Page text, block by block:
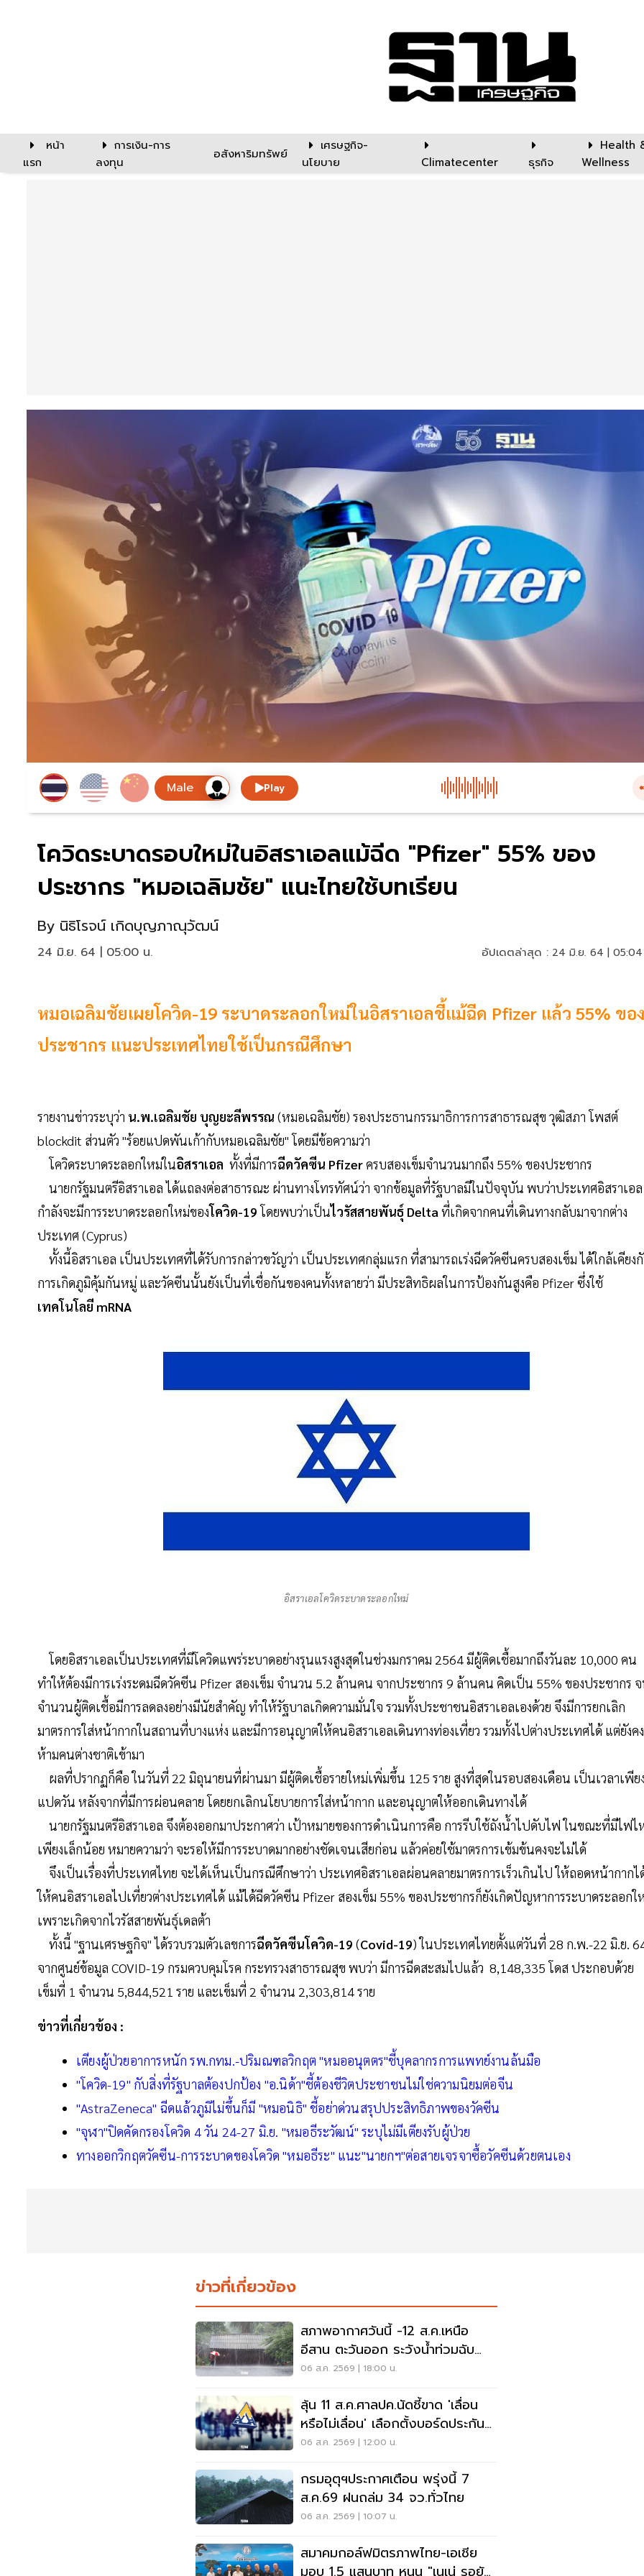
หน้า
แรก
การเงิน-การ
ลงทุน
อสังหาริมทรัพย์
เศรษฐกิจ-
นโยบาย
Climatecenter ธุรกิจ
Health
Wellness
Play
โควิดระบาดรอบใหม่ในอิสราเอลแม้ฉีด "Pfizer" 55% ของ
ประชากร "หมอเฉลิมชัย" แนะไทยใช้บทเรียน
By นิธิโรจน์ เกิดบุญภาณุวัฒน์
24 มิ.ย. 64 | 05:00 น. อัปเดตล่าสุด : 24 มิ.ย. 64 |
หมอเฉลิมชัยเผยโควิด-19 ระบาดระลอกใหม่ในอิสราเอลชี้แม้ฉีด Pfizer แล้ว 55% ของ
ประชากร แนะประเทศไทยใช้เป็นกรณีศึกษา
รายงานข่าวระบุว่า น.พ.เฉลิมชัย บุญยะลีพรรณ (หมอเฉลิมชัย) รองประธานกรรมาธิการการสาธารณสุข วุฒิสภา โพสต์
blockdit ส่วนตัว "ร้อยแปดพันเก้ากับหมอเฉลิมชัย" โดยมีข้อความว่า
โควิดระบาดระลอกใหม่ในอิสราเอล ทั้งที่มีการฉีดวัคซีน Pfizerครบสองเข็มจำนวนมากถึง 55% ของประชากร
นายกรัฐมนตรีอิสราเอล ได้แถลงต่อสาธารณะ ผ่านทางโทรทัศน์ว่า จากข้อมูลที่รัฐบาลมีในปัจจุบัน พบว่าประเทศอิสราเอล
กำลังจะมีการระบาดระลอกใหม่ของโควิด-19โดยพบว่าเป็นไวรัสสายพันธุ์ Delta ที่เกิดจากคนที่เดินทางกลับมาจากต่าง
ประเทศ (Cyprus)
ทั้งนี้อิสราเอล เป็นประเทศที่ได้รับการกล่าวขวัญว่า เป็นประเทศกลุ่มแรก ที่สามารถเร่งฉีดวัคซีนครบสองเข็ม ได้ใกล้เคียง
การเกิดภูมิคุ้มกันหมู่ และวัคซีนนั้นยังเป็นที่เชื่อกันของคนทั้งหลายว่า มีประสิทธิผลในการป้องกันสูงคือ Pfizer ซึ่งใช้
เทคโนโลยี mRNA
อิสราเอลโควิดระบาดระลอกใหม่
โดยอิสราเอลเป็นประเทศที่มีโควิดแพร่ระบาดอย่างรุนแรงสูงสุดในช่วงมกราคม 2564 มีผู้ติดเชื้อมากถึงวันละ 10,000 คน
ทำให้ต้องมีการเร่งระดมฉีดวัคซีน Pfizer สองเข็ม จำนวน 5.2 ล้านคน จากประชากร 9 ล้านคน คิดเป็น 55% ของประชากร
จำนวนผู้ติดเชื้อมีการลดลงอย่างมีนัยสำคัญ ทำให้รัฐบาลเกิดความมั่นใจ รวมทั้งประชาชนอิสราเอลเองด้วย จึงมีการยกเลิก
มาตรการใส่หน้ากากในสถานที่บางแห่ง และมีการอนุญาตให้คนอิสราเอลเดินทางท่องเที่ยว รวมทั้งไปต่างประเทศได้ แต่ยังคง
ห้ามคนต่างชาติเข้ามา
ผลที่ปรากฏก็คือ ในวันที่ 22 มิถุนายนที่ผ่านมา มีผู้ติดเชื้อรายใหม่เพิ่มขึ้น 125 ราย สูงที่สุดในรอบสองเดือน เป็นเวลาเพีย
แปดวัน หลังจากที่มีการผ่อนคลาย โดยยกเลิกนโยบายการใส่หน้ากาก และอนุญาตให้ออกเดินทางได้
นายกรัฐมนตรีอิสราเอล จึงต้องออกมาประกาศว่า เป้าหมายของการดำเนินการคือ การรีบใช้ถังน้ำไปดับไฟ ในขณะที่มีไฟไ
เพียงเล็กน้อย หมายความว่า จะรอให้มีการระบาดมากอย่างชัดเจนเสียก่อน แล้วค่อยใช้มาตรการเข้มข้นคงจะไม่ได้
จึงเป็นเรื่องที่ประเทศไทย จะได้เห็นเป็นกรณีศึกษาว่า ประเทศอิสราเอลผ่อนคลายมาตรการเร็วเกินไป ให้ถอดหน้ากากไ
ให้คนอิสราเอลไปเที่ยวต่างประเทศได้ แม้ได้ฉีดวัคซีน Pfizer สองเข็ม 55% ของประชากรก็ยังเกิดปัญหาการระบาดระลอกใ
เพราะเกิดจากไวรัสสายพันธุ์เดลต้า
ทั้งนี้ "ฐานเศรษฐกิจ" ได้รวบรวมตัวเลขการฉีดวัคซีนโควิด-19 (Covid-19) ในประเทศไทยตั้งแต่วันที่ 28 ก.พ.-22 มิ.ย.
จากศูนย์ข้อมูล COVID-19 กรมควบคุมโรค กระทรวงสาธารณสุข พบว่า มีการฉีดสะสมไปแล้ว 8,148,335 โดส ประกอบด้วย
เข็มที่ 1 จำนวน 5,844,521 ราย และเข็มที่ 2 จำนวน 2,303,814 ราย
ข่าวที่เกี่ยวข้อง :
เตียงผู้ป่วยอาการหนัก รพ.กทม.-ปริมณฑลวิกฤต "หมออนุตตร"ชี้บุคลากรการแพทย์งานล้นมือ
"โควิด-19" กับสิ่งที่รัฐบาลต้องปกป้อง "อ.นิด้า"ชี้ต้องชีวิตประชาชนไม่ใช่ความนิยมต่อจีน
"AstraZeneca" ฉีดแล้วภูมิไม่ขึ้นก็มี "หมอนิธิ" ชี้อย่าด่วนสรุปประสิทธิภาพของวัคซีน
"จุฬา"ปิดคัดกรองโควิด 4 วัน 24-27 มิ.ย. "หมอธีระวัฒน์" ระบุไม่มีเตียงรับผู้ป่วย
ทางออกวิกฤตวัคซีน-การระบาดของโควิด "หมอธีระ" แนะ"นายกฯ"ต่อสายเจรจาซื้อวัคซีนด้วยตนเอง
ข่าวที่เกี่ยวข้อง
สภาพอากาศวันนี้ -12 ส.ค.เหนือ
อีสาน ตะวันออก ระวังน้ำท่วมฉับ
พลัน น้ำป่าไหลหลาก
06 ส.ค. 2569 | 18:00 น.
ลุ้น 11 ส.ค.ศาลปค.นัดชี้ขาด 'เลื่อน
หรือไม่เลื่อน' เลือกตั้งบอร์ดประกัน
สังคม
06 ส.ค. 2569 | 12:00 น.
กรมอุตุฯประกาศเตือน พรุ่งนี้ 7
ส.ค.69 ฝนถล่ม 34 จว.ทั่วไทย
06 ส.ค. 2569 | 10:07 น.
สมาคมกอล์ฟมิตรภาพไทย-เอเชีย
มอบ 1.5 แสนบาท หนุน "เนเน่ รอยัล"